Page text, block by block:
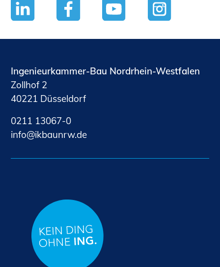
Ingenieurkammer-Bau Nordrhein-Westfalen
Zollhof 2
40221 Düsseldorf
0211 13067-0
nf
kb nrwd